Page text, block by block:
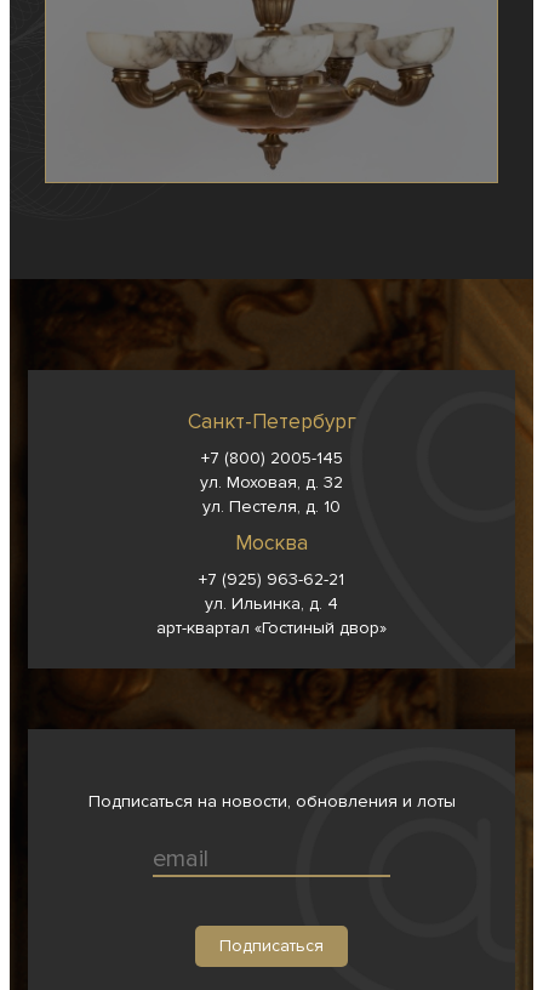
Санкт-Петербург
+7 (800) 2005-145
ул. Моховая, д. 32
ул. Пестеля, д. 10
Москва
+7 (925) 963-62-21
ул. Ильинка, д. 4
арт-квартал «Гостиный двор»
Подписаться на новости, обновления и лоты